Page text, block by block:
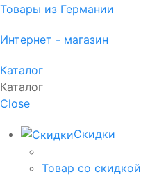
Товары из Германии
Интернет - магазин
Каталог
Каталог
Close
Скидки
Товар со скидкой